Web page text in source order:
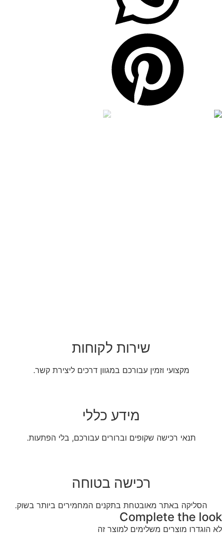
שירות לקוחות
מקצועי וזמין עבורכם במגוון דרכים ליצירת קשר.
מידע כללי
תנאי רכישה שקופים וברורים עבורכם, בלי הפתעות.
רכישה בטוחה
הסליקה באתר מאובטחת בתקנים המחמירים ביותר בשוק.
Complete the look
לא הוגדרו מוצרים משלימים למוצר זה